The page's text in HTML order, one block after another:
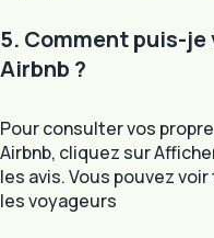
5. Comment puis-je
Airbnb ?
Pour consulter vos
Airbnb, cliquez sur
les avis. Vous pouvez
les voyageurs